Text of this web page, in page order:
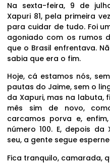
Na sexta-feira, 9 de
Xapuri 81, pela primeira
para cuidar de tudo. Foi
agoniado com os rumos
que o Brasil enfrentava.
sabia que era o fim.
Hoje, cá estamos nós,
pautas do Jaime, sem o
da Xapuri, mas na labuta,
mês sim de novo,
carcamos porva e,
número 100. E, depois
seu, a gente segue
Fica tranquilo, camarada,